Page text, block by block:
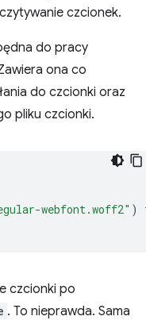
czcionek.
do pracy
ona co
do czcionki oraz
pliku czcionki.
webfont.woff2" )
czcionki po
. To nieprawda. Sama